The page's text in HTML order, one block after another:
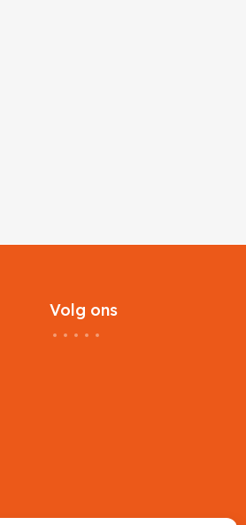
Volg ons